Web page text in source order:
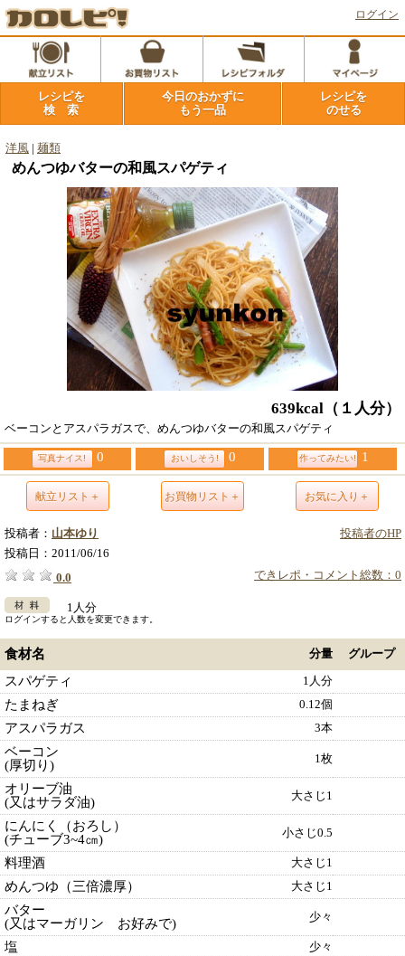
ログイン
レシピを
検 索
今日のおかずに
もう一品
レシピを
のせる
洋風 麺類
めんつゆバターの和風スパゲティ
639kcal （１人分）
ベーコンとアスパラガスで、めんつゆバターの和風スパゲティ
写真ナイス! 0 おいしそう! 0 作ってみたい! 1
献立リスト＋ お買物リスト＋ お気に入り＋
投稿者のHP
投稿者： 山本ゆり
投稿日： 2011/06/16
できレポ・コメント総数：0
0.0
1人分
ログインすると人数を変更できます。
食材名 分量 グループ
スパゲティ 1人分
たまねぎ 0.12個
アスパラガス 3本
ベーコン
(厚切り)
1枚
オリーブ油
(又はサラダ油)
大さじ1
にんにく（おろし）
(チューブ3~4㎝)
小さじ0.5
料理酒 大さじ1
めんつゆ（三倍濃厚） 大さじ1
バター
(又はマーガリン お好みで)
少々
塩 少々